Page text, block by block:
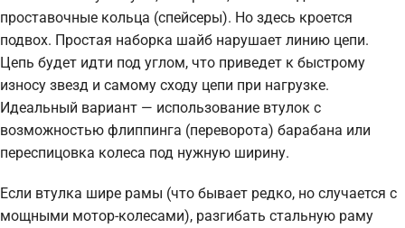
проставочные кольца (спейсеры). Но здесь кроется
подвох. Простая наборка шайб нарушает линию цепи.
Цепь будет идти под углом, что приведет к быстрому
износу звезд и самому сходу цепи при нагрузке.
Идеальный вариант — использование втулок с
возможностью флиппинга (переворота) барабана или
переспицовка колеса под нужную ширину.
Если втулка шире рамы (что бывает редко, но случается с
мощными мотор-колесами), разгибать стальную раму